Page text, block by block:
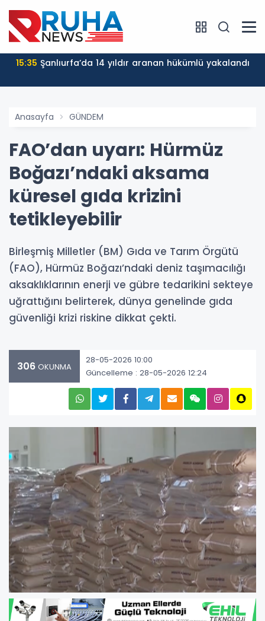
15:35 Şanlıurfa’da 14 yıldır aranan hükümlü yakalandı
Anasayfa GÜNDEM
FAO’dan uyarı: Hürmüz
Boğazı’ndaki aksama
küresel gıda krizini
tetikleyebilir
Birleşmiş Milletler (BM) Gıda ve Tarım Örgütü
(FAO), Hürmüz Boğazı’ndaki deniz taşımacılığı
aksaklıklarının enerji ve gübre tedarikini sekteye
uğrattığını belirterek, dünya genelinde gıda
güvenliği krizi riskine dikkat çekti.
306 OKUNMA
28-05-2026 10:00
Güncelleme : 28-05-2026 12:24